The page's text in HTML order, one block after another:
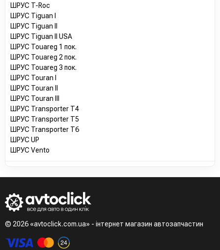
ШРУС T-Roc
ШРУС Tiguan I
ШРУС Tiguan II
ШРУС Tiguan II USA
ШРУС Touareg 1 пок.
ШРУС Touareg 2 пок.
ШРУС Touareg 3 пок.
ШРУС Touran I
ШРУС Touran II
ШРУС Touran III
ШРУС Transporter T4
ШРУС Transporter T5
ШРУС Transporter T6
ШРУС UP
ШРУС Vento
© 2026 «avtoclick.com.ua» - інтернет магазин автозапчастин